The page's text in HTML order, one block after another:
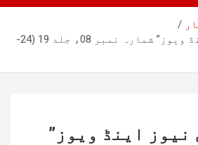
دی ویٹرنری نیوز اینڈ ویوز” شمارہ نمبر 08، جلد 19 (24-
نیوز اینڈ ویوز”